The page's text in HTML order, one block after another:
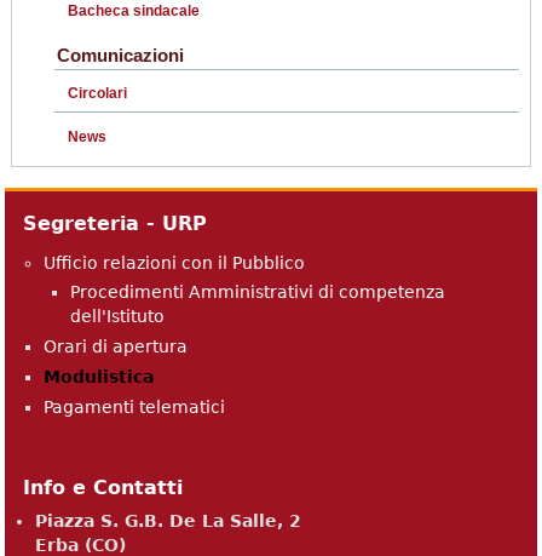
Bacheca sindacale
Comunicazioni
Circolari
News
Segreteria - URP
Ufficio relazioni con il Pubblico
Procedimenti Amministrativi di competenza
dell'Istituto
Orari di apertura
Modulistica
Pagamenti telematici
Info e Contatti
Piazza S. G.B. De La Salle, 2
Erba (CO)